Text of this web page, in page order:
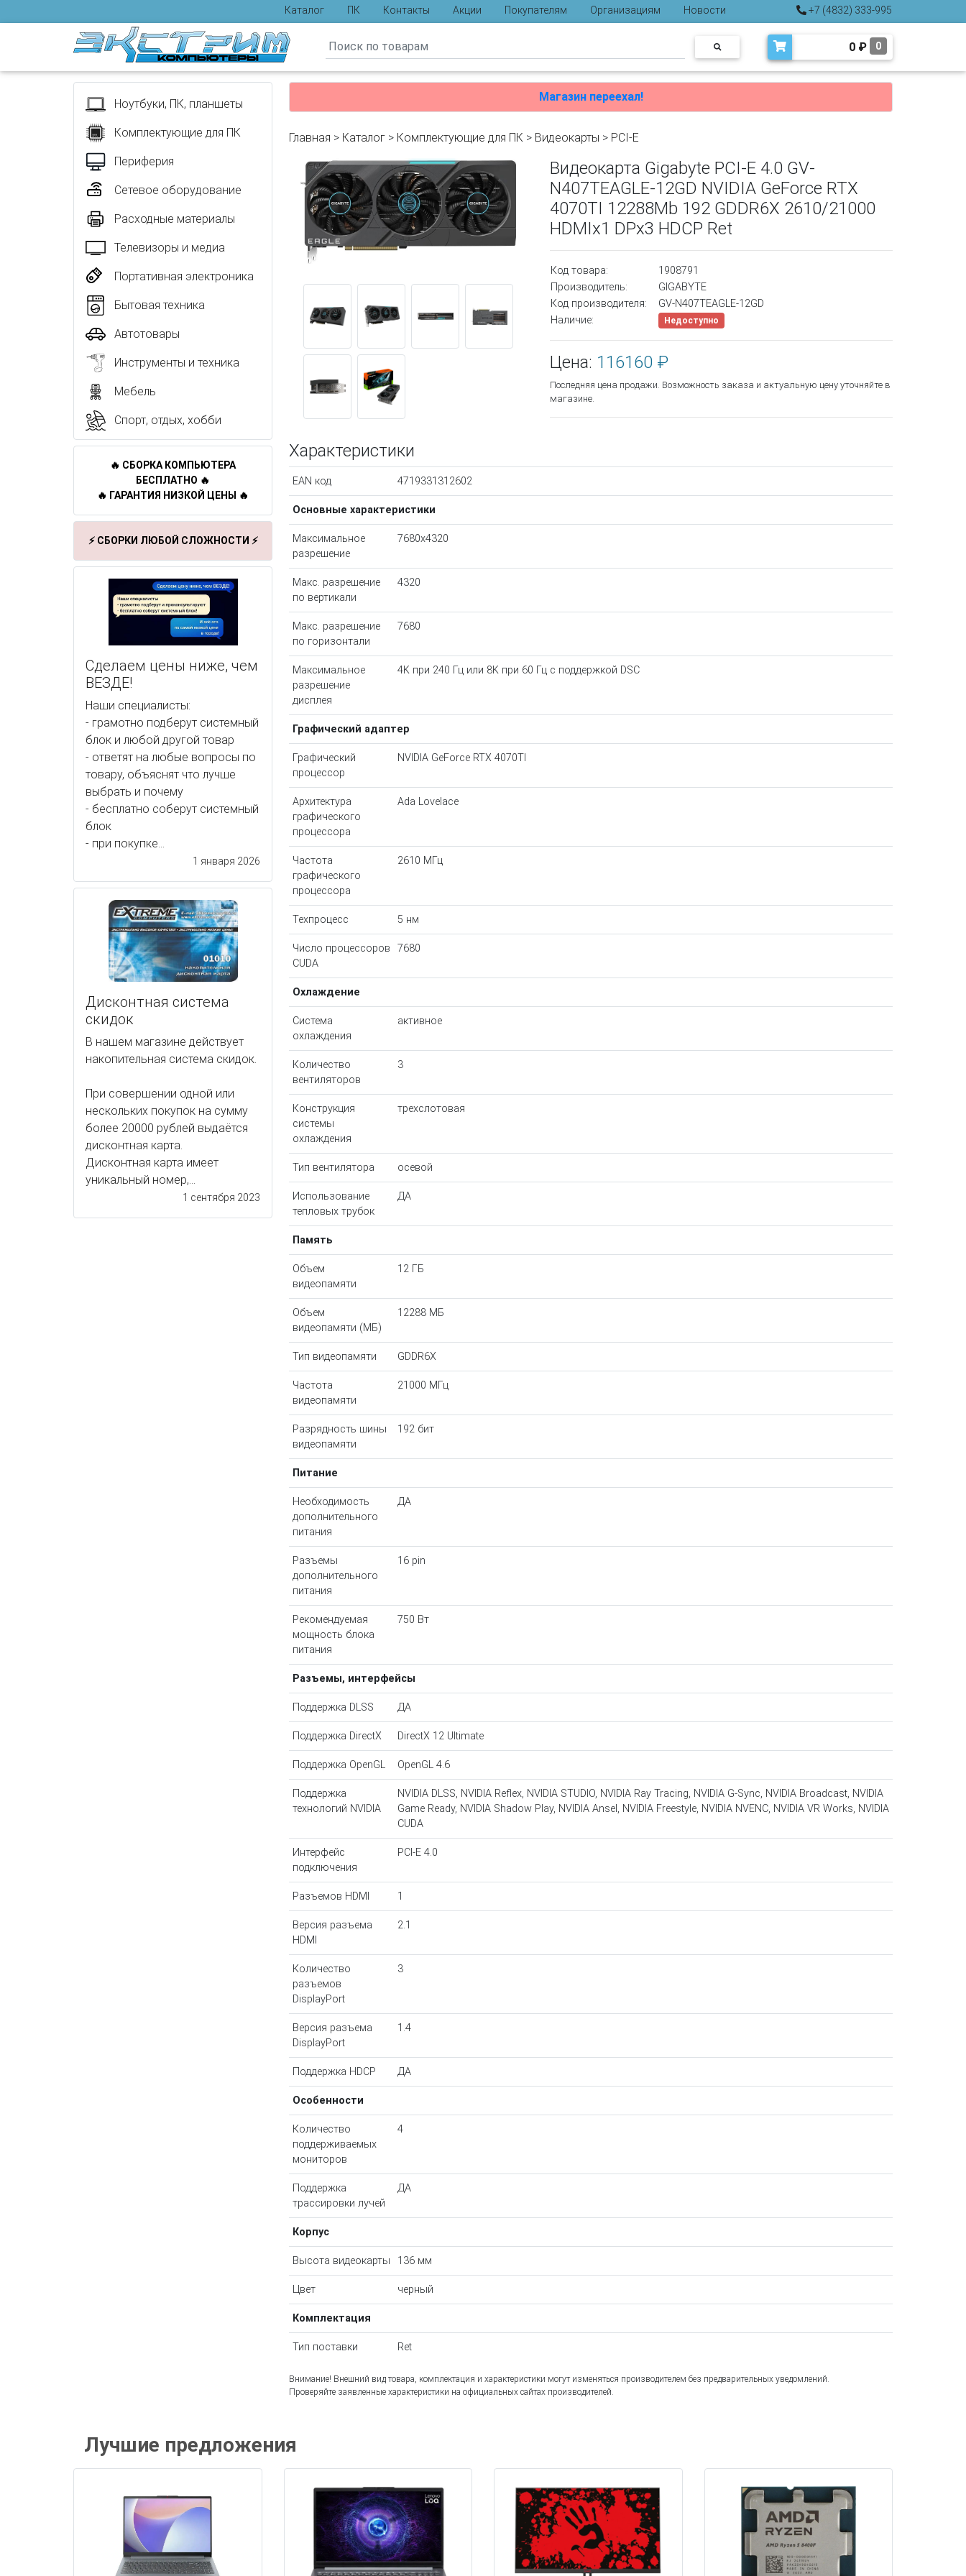
Каталог ПК Контакты Акции Покупателям Организациям
Новости
Отзывы
+7 (4832) 333-995
0 ₽ 0
Ноутбуки, ПК, планшеты
Комплектующие для ПК
Периферия
Сетевое оборудование
Расходные материалы
Телевизоры и медиа
Портативная электроника
Бытовая техника
Автотовары
Инструменты и техника
Мебель
Спорт, отдых, хобби
🔥 СБОРКА КОМПЬЮТЕРА
БЕСПЛАТНО 🔥
🔥 ГАРАНТИЯ НИЗКОЙ ЦЕНЫ 🔥
⚡ СБОРКИ ЛЮБОЙ СЛОЖНОСТИ ⚡
Сделаем цены ниже, чем
ВЕЗДЕ!
Наши специалисты:
- грамотно подберут системный
блок и любой другой товар
- ответят на любые вопросы по
товару, объяснят что лучше
выбрать и почему
- бесплатно соберут системный
блок
- при покупке...
1 января 2026
Дисконтная система
скидок
В нашем магазине действует
накопительная система скидок.
При совершении одной или
нескольких покупок на сумму
более 20000 рублей выдаётся
дисконтная карта.
Дисконтная карта имеет
уникальный номер,...
1 сентября 2023
Магазин переехал!
Главная > Каталог > Комплектующие для ПК > Видеокарты > PCI-E
Видеокарта Gigabyte PCI-E 4.0 GV-
N407TEAGLE-12GD NVIDIA GeForce RTX
4070TI 12288Mb 192 GDDR6X 2610/21000
HDMIx1 DPx3 HDCP Ret
Код товара:
1908791
Производитель:
GIGABYTE
Код производителя:
GV-N407TEAGLE-12GD
Наличие:
Недоступно
Цена: 116160 ₽
Последняя цена продажи. Возможность заказа и актуальную цену уточняйте в
магазине.
Характеристики
EAN код 4719331312602
Основные характеристики
Максимальное
разрешение
7680x4320
Макс. разрешение
по вертикали
4320
Макс. разрешение
по горизонтали
7680
Максимальное
разрешение
дисплея
4K при 240 Гц или 8K при 60 Гц с поддержкой DSC
Графический адаптер
Графический
процессор
NVIDIA GeForce RTX 4070TI
Архитектура
графического
процессора
Ada Lovelace
Частота
графического
процессора
2610 МГц
Техпроцесс 5 нм
Число процессоров
CUDA
7680
Охлаждение
Система
охлаждения
активное
Количество
вентиляторов
3
Конструкция
системы
охлаждения
трехслотовая
Тип вентилятора осевой
Использование
тепловых трубок
ДА
Память
Объем
видеопамяти
12 ГБ
Объем
видеопамяти (МБ)
12288 МБ
Тип видеопамяти GDDR6X
Частота
видеопамяти
21000 МГц
Разрядность шины
видеопамяти
192 бит
Питание
Необходимость
дополнительного
питания
ДА
Разъемы
дополнительного
питания
16 pin
Рекомендуемая
мощность блока
питания
750 Вт
Разъемы, интерфейсы
Поддержка DLSS ДА
Поддержка DirectX DirectX 12 Ultimate
Поддержка OpenGL OpenGL 4.6
Поддержка
технологий NVIDIA
NVIDIA DLSS, NVIDIA Reflex, NVIDIA STUDIO, NVIDIA Ray Tracing, NVIDIA G-Sync, NVIDIA Broadcast, NVIDIA
Game Ready, NVIDIA Shadow Play, NVIDIA Ansel, NVIDIA Freestyle, NVIDIA NVENC, NVIDIA VR Works, NVIDIA
CUDA
Интерфейс
подключения
PCI-E 4.0
Разъемов HDMI 1
Версия разъема
HDMI
2.1
Количество
разъемов
DisplayPort
3
Версия разъема
DisplayPort
1.4
Поддержка HDCP ДА
Особенности
Количество
поддерживаемых
мониторов
4
Поддержка
трассировки лучей
ДА
Корпус
Высота видеокарты 136 мм
Цвет черный
Комплектация
Тип поставки Ret
Внимание! Внешний вид товара, комплектация и характеристики могут изменяться производителем без предварительных уведомлений.
Проверяйте заявленные характеристики на официальных сайтах производителей.
Лучшие предложения